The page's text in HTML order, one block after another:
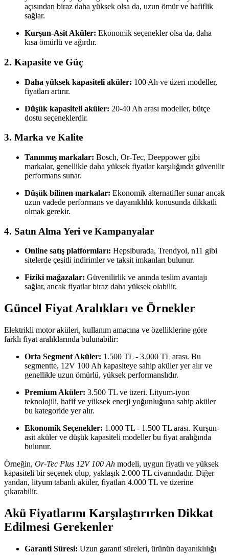
açısından biraz daha yüksek olsa da, uzun ömür ve hafiflik
sağlar.
Kurşun-Asit Aküler: Ekonomik seçenekler olsa da, daha
kısa ömürlü ve ağırdır.
2. Kapasite ve Güç
Daha yüksek kapasiteli aküler: 100 Ah ve üzeri modeller,
fiyatları artırır.
Düşük kapasiteli aküler: 20-40 Ah arası modeller, bütçe
dostu seçeneklerdir.
3. Marka ve Kalite
Tanınmış markalar: Bosch, Or-Tec, Deeppower gibi
markalar, genellikle daha yüksek fiyatlar karşılığında güvenilir
performans sunar.
Düşük bilinen markalar: Ekonomik alternatifler sunar ancak
uzun vadede performans ve dayanıklılık konusunda dikkatli
olmak gerekir.
4. Satın Alma Yeri ve Kampanyalar
Online satış platformları: Hepsiburada, Trendyol, n11 gibi
sitelerde çeşitli indirimler ve taksit imkanları bulunur.
Fiziki mağazalar: Güvenilirlik ve anında teslim avantajı
sağlar, ancak fiyatlar biraz daha yüksek olabilir.
Güncel Fiyat Aralıkları ve Örnekler
Elektrikli motor aküleri, kullanım amacına ve özelliklerine göre
farklı fiyat aralıklarında bulunabilir:
Orta Segment Aküler: 1.500 TL - 3.000 TL arası. Bu
segmentte, 12V 100 Ah kapasiteye sahip aküler yer alır ve
genellikle uzun ömürlü, yüksek performanslıdır.
Premium Aküler: 3.500 TL ve üzeri. Lityum-iyon
teknolojili, hafif ve yüksek enerji yoğunluğuna sahip aküler
bu kategoride yer alır.
Ekonomik Seçenekler: 1.000 TL - 1.500 TL arası. Kurşun-
asit aküler ve düşük kapasiteli modeller bu fiyat aralığında
bulunur.
Örneğin, Or-Tec Plus 12V 100 Ah modeli, uygun fiyatlı ve yüksek
kapasiteli bir seçenek olup, yaklaşık 2.000 TL civarındadır. Diğer
yandan, lityum tabanlı aküler, fiyatları 4.000 TL ve üzerine
çıkarabilir.
Akü Fiyatlarını Karşılaştırırken Dikkat
Edilmesi Gerekenler
Garanti Süresi: Uzun garanti süreleri, ürünün dayanıklılığı